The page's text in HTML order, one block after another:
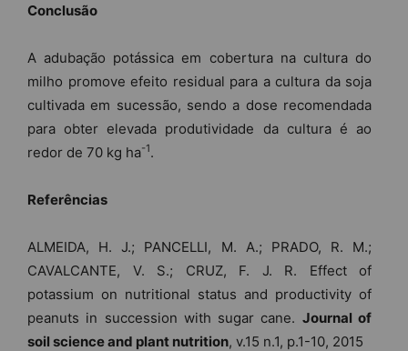
Conclusão
A adubação potássica em cobertura na cultura do
milho promove efeito residual para a cultura da soja
cultivada em sucessão, sendo a dose recomendada
para obter elevada produtividade da cultura é ao
redor de 70 kg ha-1.
Referências
ALMEIDA, H. J.; PANCELLI, M. A.; PRADO, R. M.;
CAVALCANTE, V. S.; CRUZ, F. J. R. Effect of
potassium on nutritional status and productivity of
peanuts in succession with sugar cane. Journal of
soil science and plant nutrition, v.15 n.1, p.1-10, 2015